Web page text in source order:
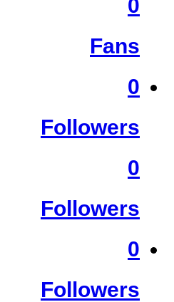
0
Fans
0
Followers
0
Followers
0
Followers